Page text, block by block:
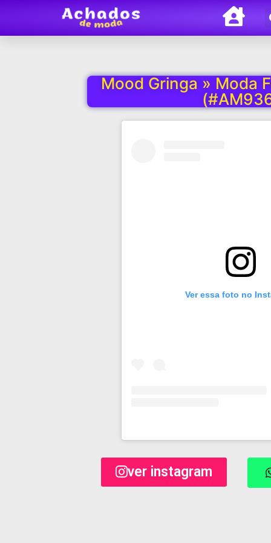
Mood Gringa » Moda
Ver essa foto no
ver instagram